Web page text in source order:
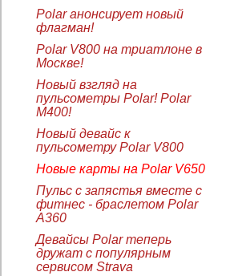
Polar анонсирует новый
флагман!
Polar V800 на триатлоне в
Москве!
Новый взгляд на
пульсометры Polar! Polar
M400!
Новый девайс к
пульсометру Polar V800
Новые карты на Polar V650
Пульс с запястья вместе с
фитнес - браслетом Polar
A360
Девайсы Polar теперь
дружат с популярным
сервисом Strava